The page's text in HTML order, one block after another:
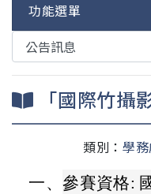
功能選單
「國際竹攝
類別： 學
一、參賽資格: